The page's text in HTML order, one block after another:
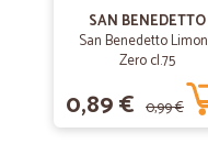
SAN BENEDETTO
San Benedetto
Zero cl.75
0,89 € 0,99 €